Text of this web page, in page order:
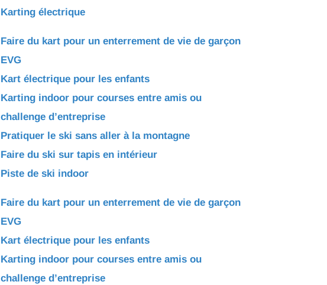
Karting électrique
Faire du kart pour un enterrement de vie de garçon
EVG
Kart électrique pour les enfants
Karting indoor pour courses entre amis ou
challenge d’entreprise
Pratiquer le ski sans aller à la montagne
Faire du ski sur tapis en intérieur
Piste de ski indoor
Faire du kart pour un enterrement de vie de garçon
EVG
Kart électrique pour les enfants
Karting indoor pour courses entre amis ou
challenge d’entreprise